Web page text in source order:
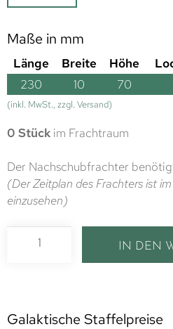
Maße in mm
Länge Breite Höhe
230
10 70
(inkl. MwSt., zzgl. Versand)
0 Stück im Frachtraum
Der Nachschubfrachter
(Der Zeitplan des Frachters ist
einzusehen)
IN DEN
Galaktische Staffelpreise